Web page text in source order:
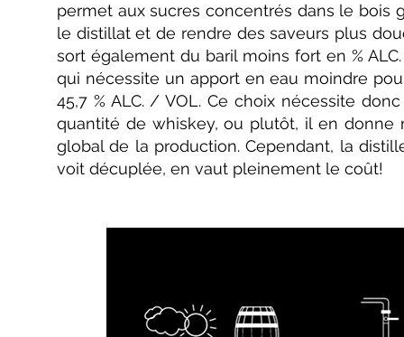
permet aux sucres concentrés dans le bois
le distillat et de rendre des saveurs plus
sort également du baril moins fort en %
qui nécessite un apport en eau moindre
45,7 % ALC. / VOL. Ce choix nécessite
quantité de whiskey, ou plutôt, il en
global de la production. Cependant, la
voit décuplée, en vaut pleinement le coût!